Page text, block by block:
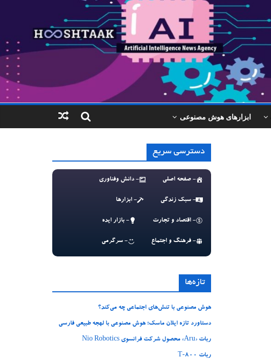
ابزارهای هوش مصنوعی
دسترسی سریع
- صفحه اصلی - دانش وفناوری
- سبک زندگی - ابزارها
- اقتصاد و تجارت - بازار ایده
- فرهنگ و اجتماع - سرگرمی
تازه‌ها
هوش مصنوعی با تنش‌های اجتماعی چه می‌کند؟
دستاورد تازه ایلان ماسک؛ هوش مصنوعی با لهجه طبیعی فارسی
ربات «Aru» محصول شرکت فرانسوی Nio Robotics
ربات T‑800